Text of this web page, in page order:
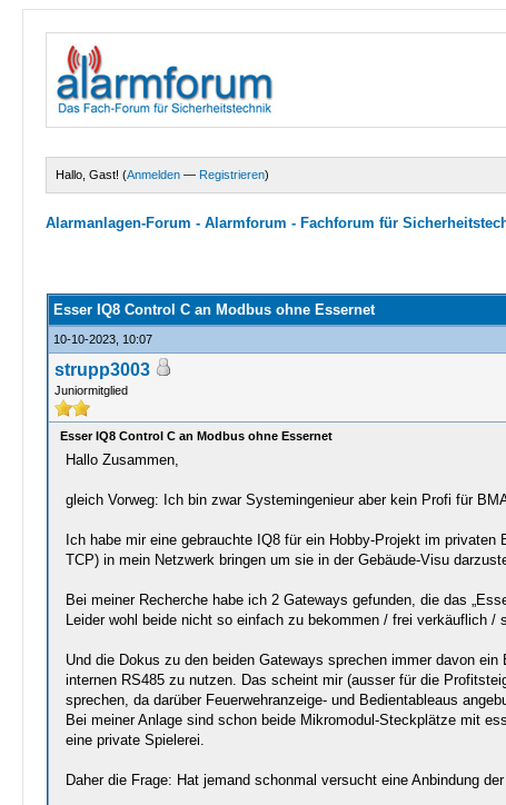
Hallo, Gast! (Anmelden — Registrieren)
Alarmanlagen-Forum - Alarmforum - Fachforum für
Esser IQ8 Control C an Modbus ohne Essernet
10-10-2023, 10:07
strupp3003
Juniormitglied
Esser IQ8 Control C an Modbus ohne Essernet
Hallo Zusammen,
gleich Vorweg: Ich bin zwar Systemingenieur aber kein Profi für
Ich habe mir eine gebrauchte IQ8 für ein Hobby-Projekt im
TCP) in mein Netzwerk bringen um sie in der Gebäude-Visu
Bei meiner Recherche habe ich 2 Gateways gefunden, die das
Leider wohl beide nicht so einfach zu bekommen / frei verkäuflich /
Und die Dokus zu den beiden Gateways sprechen immer davon
internen RS485 zu nutzen. Das scheint mir (ausser für die
sprechen, da darüber Feuerwehranzeige- und Bedientableaus
Bei meiner Anlage sind schon beide Mikromodul-Steckplätze mit
eine private Spielerei.
Daher die Frage: Hat jemand schonmal versucht eine Anbindung